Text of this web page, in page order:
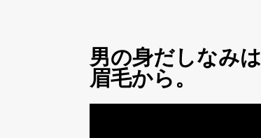
男の身だしなみは
眉毛から。